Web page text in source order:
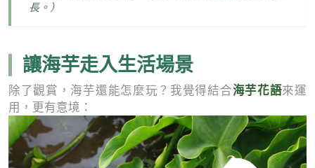
長。）
讓海芋走入生活場景
除了觀賞，海芋還能怎麼玩？我覺得結合海芋花語來運
用，更有意境：